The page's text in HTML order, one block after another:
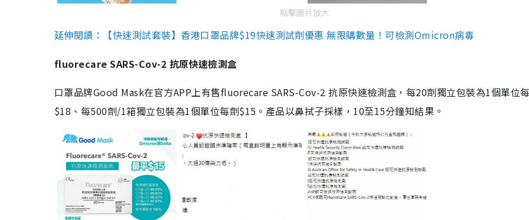
點擊圖片放大
延伸閱讀：【快速測試套裝】香港口罩品牌$19快速測試劑優惠 無限購數量！可檢測Omicron病毒
fluorecare SARS-Cov-2 抗原快速檢測盒
口罩品牌Good Mask在官方APP上有售fluorecare SARS-Cov-2 抗原快速檢測盒，每20劑獨立包裝為1個單位
$18、每500劑/1箱獨立包裝為1個單位每劑$15。產品以鼻拭子採樣，10至15分鐘知結果。